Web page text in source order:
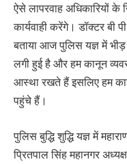
ऐसे लापरवाह अधिकारियों के
कार्यवाही करेंगे। डॉक्टर बी
बताया आज पुलिस यज्ञ में
लगी हुई है और हम कानून
आस्था रखते हैं इसलिए हम
पहुंचे हैं।
पुलिस बुद्धि शुद्धि यज्ञ में
प्रितपाल सिंह महानगर